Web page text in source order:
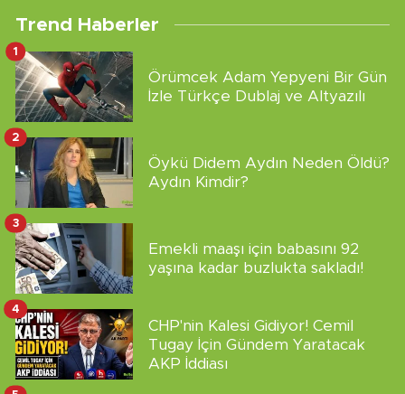
Trend Haberler
Örümcek Adam Yepyeni Bir Gün
İzle Türkçe Dublaj ve Altyazılı
1
Öykü Didem Aydın Neden Öldü?
Aydın Kimdir?
2
Emekli maaşı için babasını 92
yaşına kadar buzlukta sakladı!
3
CHP'nin Kalesi Gidiyor! Cemil
Tugay İçin Gündem Yaratacak
AKP İddiası
4